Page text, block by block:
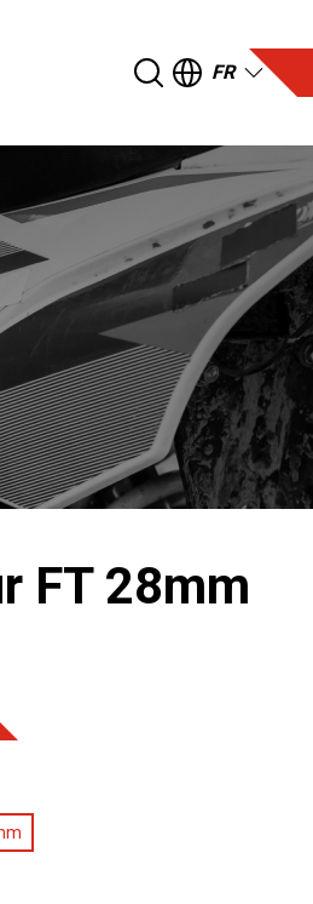
FR
FT 28mm